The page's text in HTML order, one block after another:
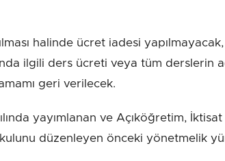
halinde ücret iadesi
ilgili ders ücreti veya tüm derslerin
geri verilecek.
yayımlanan ve Açıköğretim,
düzenleyen önceki yönetmelik